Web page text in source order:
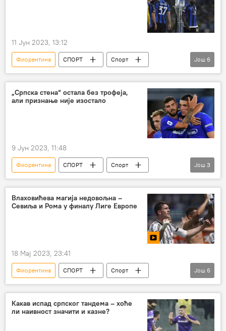
11 Јун 2023, 13:12
Фиорентина СПОРТ
Спорт
Фудбал
Лига шампиона
Лига Европе
Лига конференција
Интер
Севиља
Још 6
„Српска стена“ остала без трофеја,
али признање није изостало
9 Јун 2023, 11:48
Фиорентина СПОРТ
Спорт
Фудбал
Никола Миленковић
Лига конференција
Још 3
Влаховићева магија недовољна –
Севиља и Рома у финалу Лиге Европе
18 Мај 2023, 23:41
Фиорентина СПОРТ
Спорт
Фудбал
Лига Европе
Лига конференција
Севиља
Јувентус
Рома
Још 6
Какав испад српског тандема – хоће
ли наивност значити и казне?